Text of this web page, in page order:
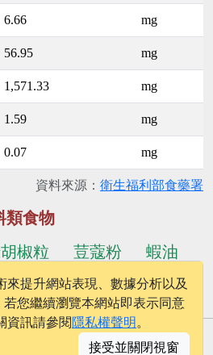
6.66 mg
56.95 mg
1,571.33 mg
1.59 mg
0.07 mg
資料來源： 衛生福利部食藥署
類食物
椒粒 荳蔻粉
蝦油
...更多食物
- onelife.tw
來提升網站表現、數據分析以及
您繼續瀏覽本網站即表示同意
資訊請參閱 隱私權聲明 。
接受並關閉視窗